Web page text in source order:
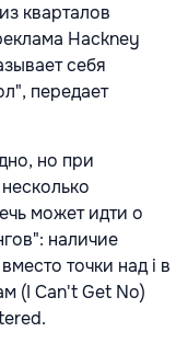
кварталов
Hackney
себя
передает
но при
может идти о
наличие
точки над i в
(I Can't Get No)